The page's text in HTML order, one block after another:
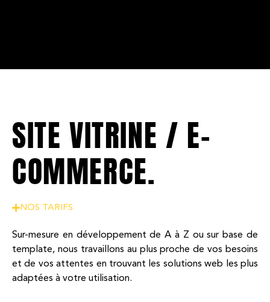
SITE VITRINE / E-
COMMERCE.
NOS TARIFS
Sur-mesure en développement de A à Z ou sur base de
template, nous travaillons au plus proche de vos besoins
et de vos attentes en trouvant les solutions web les plus
adaptées à votre utilisation.